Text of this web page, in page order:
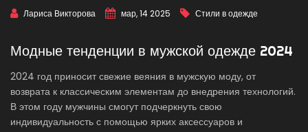
Лариса Викторова мар, 14 2025 Стили в одежде
Модные тенденции в мужской одежде 2024
2024 год приносит свежие веяния в мужскую моду, от
возврата к классическим элементам до внедрения технологий.
В этом году мужчины смогут подчеркнуть свою
индивидуальность с помощью ярких аксессуаров и